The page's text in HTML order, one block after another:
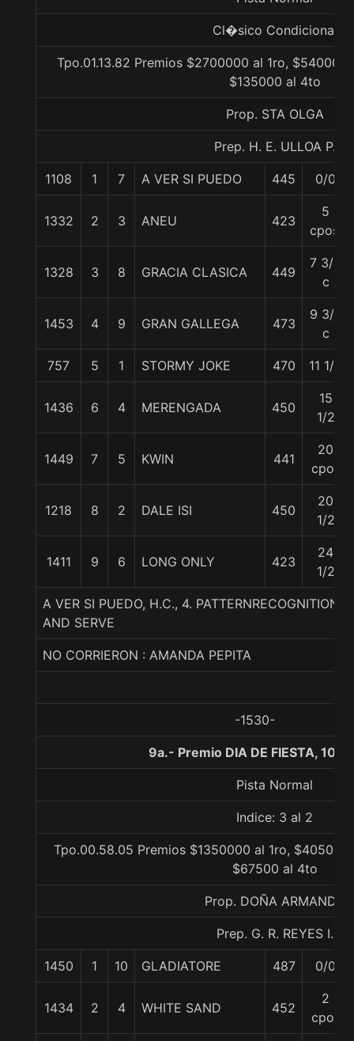
Cl�sico Condicional
Tpo.01.13.82 Premios $2700000 al 1ro,
$135000 al 4to
Prop. STA OLGA
Prep. H. E. ULLOA P.
1108 1 7 A VER SI PUEDO 445 0/0
1332 2 3 ANEU 423
5
cpos.
1328 3 8 GRACIA CLASICA 449
7 3/4
c
1453 4 9 GRAN GALLEGA 473
9 3/4
c
757 5 1 STORMY JOKE 470 11 1/2
1436 6 4 MERENGADA 450
15
1/2
1449 7 5 KWIN 441
20
cpos
1218 8 2 DALE ISI 450
20
1/2
1411 9 6 LONG ONLY 423
24
1/2
A VER SI PUEDO, H.C., 4. PATTERNRECOGNITION-
AND SERVE
NO CORRIERON : AMANDA PEPITA
-1530-
9a.- Premio DIA DE FIESTA,
Pista Normal
Indice: 3 al 2
Tpo.00.58.05 Premios $1350000 al 1ro,
$67500 al 4to
Prop. DOÑA ARMANDA
Prep. G. R. REYES I.
1450 1 10 GLADIATORE 487 0/0
1434 2 4 WHITE SAND 452
2
cpos